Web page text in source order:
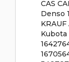
CAS
Denso
Kubota